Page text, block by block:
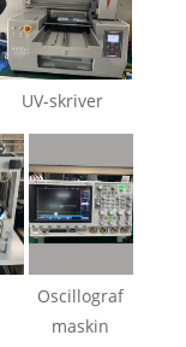
UV-skriver
Oscillograf
maskin